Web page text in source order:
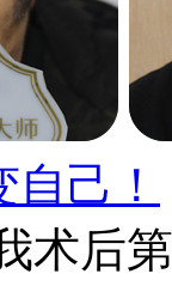
己！
术后